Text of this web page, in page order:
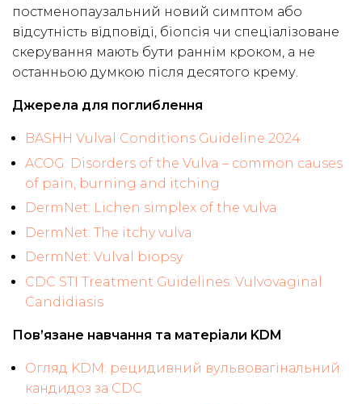
постменопаузальний новий симптом або
відсутність відповіді, біопсія чи спеціалізоване
скерування мають бути раннім кроком, а не
останньою думкою після десятого крему.
Джерела для поглиблення
BASHH Vulval Conditions Guideline 2024
ACOG: Disorders of the Vulva – common causes
of pain, burning and itching
DermNet: Lichen simplex of the vulva
DermNet: The itchy vulva
DermNet: Vulval biopsy
CDC STI Treatment Guidelines: Vulvovaginal
Candidiasis
Пов’язане навчання та матеріали KDM
Огляд KDM: рецидивний вульвовагінальний
кандидоз за CDC